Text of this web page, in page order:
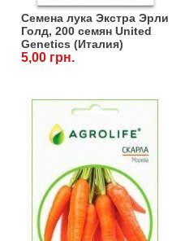
Семена лука Экстра Эрли
Голд, 200 семян United
Genetics (Италия)
5,00 грн.